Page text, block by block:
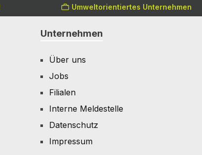
Umweltorientiertes Unternehmen
Unternehmen
Über uns
Jobs
Filialen
Interne Meldestelle
Datenschutz
Impressum